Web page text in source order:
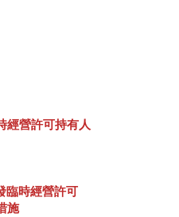
經營許可持有人
時經營許可
施